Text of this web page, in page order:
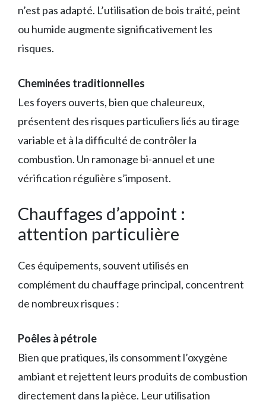
n’est pas adapté. L’utilisation de bois traité, peint
ou humide augmente significativement les
risques.
Cheminées traditionnelles
Les foyers ouverts, bien que chaleureux,
présentent des risques particuliers liés au tirage
variable et à la difficulté de contrôler la
combustion. Un ramonage bi-annuel et une
vérification régulière s’imposent.
Chauffages d’appoint :
attention particulière
Ces équipements, souvent utilisés en
complément du chauffage principal, concentrent
de nombreux risques :
Poêles à pétrole
Bien que pratiques, ils consomment l’oxygène
ambiant et rejettent leurs produits de combustion
directement dans la pièce. Leur utilisation